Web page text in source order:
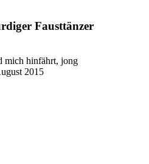
Fausttänzer
mich hinfährt, jong
2015